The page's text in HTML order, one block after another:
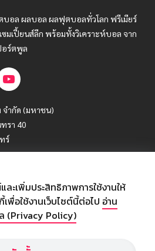
บอล ผลบอล ผลฟุตบอลทั่วโลก ฟรีเมียร์
มเปี้ยนส์ลีก พร้อมทั้งวิเคราะห์บอล จาก
อร์ตพูล
ำกัด (มหาชน)
รา 40
ร์
ะเพิ่มประสิทธิภาพการใช้งานให้
พื่อใช้งานเว็บไซต์นี้ต่อไป อ่าน
(Privacy Policy)